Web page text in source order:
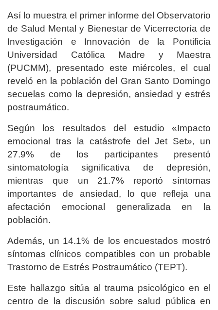
Así lo muestra el primer informe del Observatorio
de Salud Mental y Bienestar de Vicerrectoría de
Investigación e Innovación de la Pontificia
Universidad Católica Madre y Maestra
(PUCMM), presentado este miércoles, el cual
reveló en la población del Gran Santo Domingo
secuelas como la depresión, ansiedad y estrés
postraumático.
Según los resultados del estudio «Impacto
emocional tras la catástrofe del Jet Set», un
27.9% de los participantes presentó
sintomatología significativa de depresión,
mientras que un 21.7% reportó síntomas
importantes de ansiedad, lo que refleja una
afectación emocional generalizada en la
población.
Además, un 14.1% de los encuestados mostró
síntomas clínicos compatibles con un probable
Trastorno de Estrés Postraumático (TEPT).
Este hallazgo sitúa al trauma psicológico en el
centro de la discusión sobre salud pública en